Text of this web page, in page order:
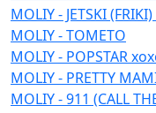
MOLIY - JETSKI
MOLIY - TOMETO
MOLIY - POPSTAR
MOLIY - PRETTY
MOLIY - 911 (CALL